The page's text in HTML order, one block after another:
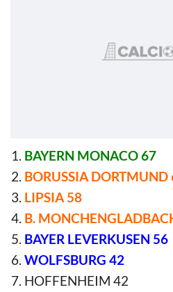
BAYERN MONACO 67
BORUSSIA DORTMUND
LIPSIA 58
B.
BAYER LEVERKUSEN 56
WOLFSBURG 42
HOFFENHEIM 42